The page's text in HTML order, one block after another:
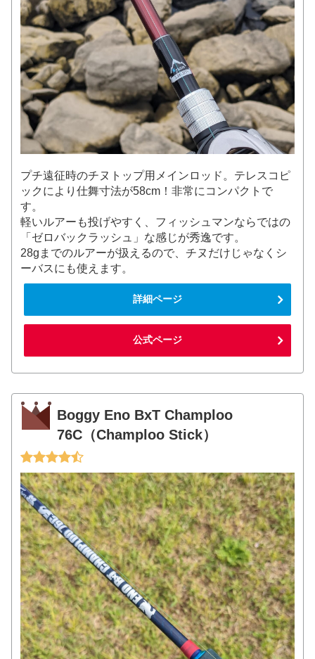
プチ遠征時のチヌトップ用メインロッド。テレスコピ
ックにより仕舞寸法が58cm！非常にコンパクトで
す。
軽いルアーも投げやすく、フィッシュマンならではの
「ゼロバックラッシュ」な感じが秀逸です。
28gまでのルアーが扱えるので、チヌだけじゃなくシ
ーバスにも使えます。
詳細ページ
公式ページ
Boggy Eno BxT Champloo
76C（Champloo Stick）